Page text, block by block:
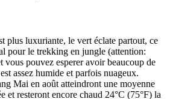
plus luxuriante, le vert éclate partout, ce
pour le trekking en jungle (attention:
vous pouvez esperer avoir beaucoup de
assez humide et parfois nuageux.
Mai en août atteindront une moyenne
et resteront encore chaud 24°C (75°F) la